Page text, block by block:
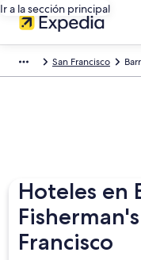
Ir a la sección principal
San Francisco
Hoteles en
Francisco